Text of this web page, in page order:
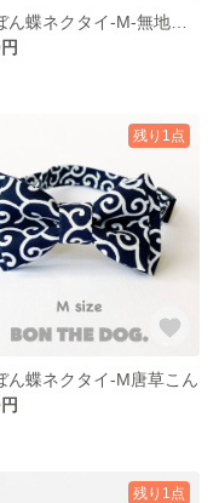
残り1点
ん蝶ネクタイ-M唐草こん
残り1点